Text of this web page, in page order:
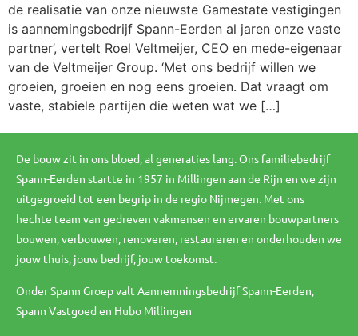
de realisatie van onze nieuwste Gamestate vestigingen
is aannemingsbedrijf Spann-Eerden al jaren onze vaste
partner’, vertelt Roel Veltmeijer, CEO en mede-eigenaar
van de Veltmeijer Group. ‘Met ons bedrijf willen we
groeien, groeien en nog eens groeien. Dat vraagt om
vaste, stabiele partijen die weten wat we […]
De bouw zit in ons bloed, al generaties lang. Ons familiebedrijf
Spann-Eerden startte in 1957 in Millingen aan de Rijn en we zijn
uitgegroeid tot een begrip in de regio Nijmegen. Met ons
hechte team van gedreven vakmensen en ervaren bouwpartners
bouwen, verbouwen, renoveren, restaureren en onderhouden we
jouw thuis, jouw bedrijf, jouw toekomst.
Onder Spann Groep valt Aannemningsbedrijf Spann-Eerden,
Spann Vastgoed en Hubo Millingen